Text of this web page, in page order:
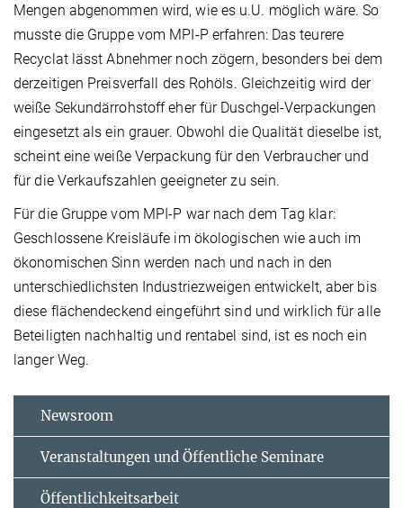
Mengen abgenommen wird, wie es u.U. möglich wäre. So
musste die Gruppe vom MPI-P erfahren: Das teurere
Recyclat lässt Abnehmer noch zögern, besonders bei dem
derzeitigen Preisverfall des Rohöls. Gleichzeitig wird der
weiße Sekundärrohstoff eher für Duschgel-Verpackungen
eingesetzt als ein grauer. Obwohl die Qualität dieselbe ist,
scheint eine weiße Verpackung für den Verbraucher und
für die Verkaufszahlen geeigneter zu sein.
Für die Gruppe vom MPI-P war nach dem Tag klar:
Geschlossene Kreisläufe im ökologischen wie auch im
ökonomischen Sinn werden nach und nach in den
unterschiedlichsten Industriezweigen entwickelt, aber bis
diese flächendeckend eingeführt sind und wirklich für alle
Beteiligten nachhaltig und rentabel sind, ist es noch ein
langer Weg.
Newsroom
Veranstaltungen und Öffentliche Seminare
Öffentlichkeitsarbeit